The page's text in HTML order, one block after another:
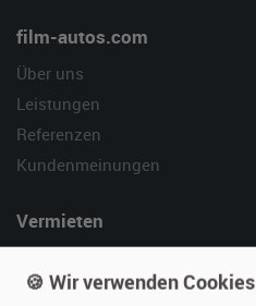
film-autos.com
Über uns
Leistungen
Referenzen
Kundenmeinungen
Vermieten
Fotos senden
🍪 Wir verwenden Cookies